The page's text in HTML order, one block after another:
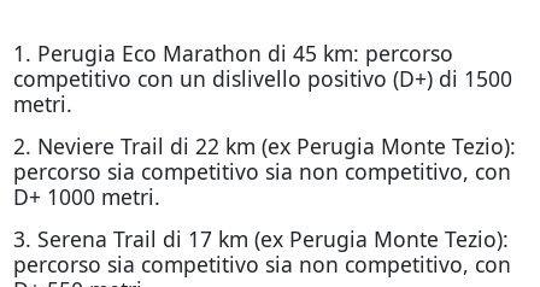
1. Perugia Eco Marathon di 45 km: percorso
competitivo con un dislivello positivo (D+) di 1500
metri.
2. Neviere Trail di 22 km (ex Perugia Monte Tezio):
percorso sia competitivo sia non competitivo, con
D+ 1000 metri.
3. Serena Trail di 17 km (ex Perugia Monte Tezio):
percorso sia competitivo sia non competitivo, con